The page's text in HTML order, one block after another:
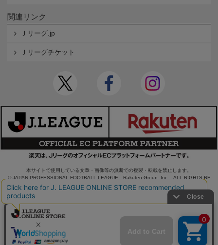
関連リンク
Ｊリーグ.jp
Ｊリーグチケット
本サイトで使用している文章・画像等の無断での複製・転載を禁止します。
© JAPAN PROFESSIONAL FOOTBALL LEAGUE Rakuten Group, Inc. ALL RIGHTS RE
SERVED.